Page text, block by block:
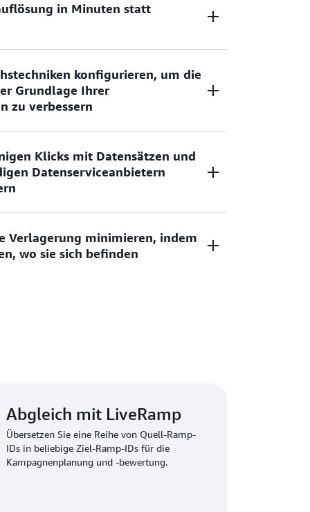
in Minuten statt
Lösungen erstellen und
konfigurieren, um die
Grundlage Ihrer
zu verbessern
zu konfigurierende Techniken für
Techniken, um den
Ihrer Geschäftsanforderungen zu
Anforderungen Fuzzy-
Klicks mit Datensätzen und
Datenserviceanbietern
wenigen Klicks, um Ihre Kunden besser
zu binden.
Verlagerung minimieren, indem
wo sie sich befinden
Abgleich mit LiveRamp
Übersetzen Sie eine Reihe von Quell-Ramp-
IDs in beliebige Ziel-Ramp-IDs für die
Kampagnenplanung und -bewertung.